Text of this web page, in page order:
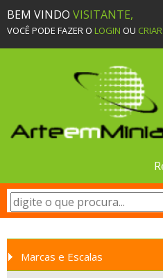
BEM VINDO VISITANTE,
VOCÊ PODE FAZER O LOGIN OU
Marcas e Escalas